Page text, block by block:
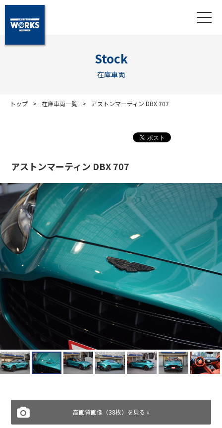
Stock
在庫車両
トップ 在庫車両一覧 アストンマーティン DBX 707
アストンマーティン DBX 707
高画質画像（38枚）を見る »